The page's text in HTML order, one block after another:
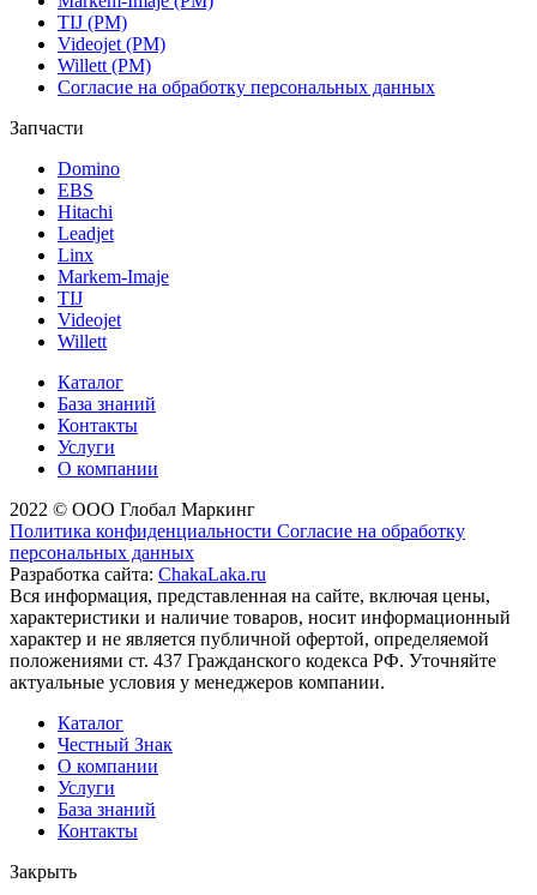
TIJ (РМ)
Videojet (РМ)
Willett (РМ)
Согласие на обработку персональных данных
Запчасти
Domino
EBS
Hitachi
Leadjet
Linx
Markem-Imaje
TIJ
Videojet
Willett
Каталог
База знаний
Контакты
Услуги
О компании
2022 © ООО Глобал Маркинг
Политика конфиденциальности Согласие на обработку
персональных данных
Разработка сайта: ChakaLaka.ru
Вся информация, представленная на сайте, включая цены,
характеристики и наличие товаров, носит информационный
характер и не является публичной офертой, определяемой
положениями ст. 437 Гражданского кодекса РФ. Уточняйте
актуальные условия у менеджеров компании.
Каталог
Честный Знак
О компании
Услуги
База знаний
Контакты
Закрыть